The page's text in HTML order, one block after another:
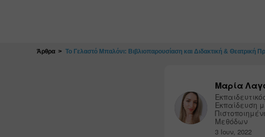
Άρθρα Το Γελαστό Μπαλόνι: Βιβλιοπαρουσίαση και Διδακτική & Θεατρική
Μαρία
Εκπαίδευση
Μεθόδων
3 Ιουν, 2022